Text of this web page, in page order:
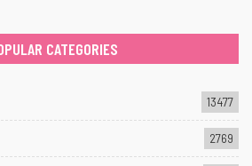
CATEGORIES
13477
2769